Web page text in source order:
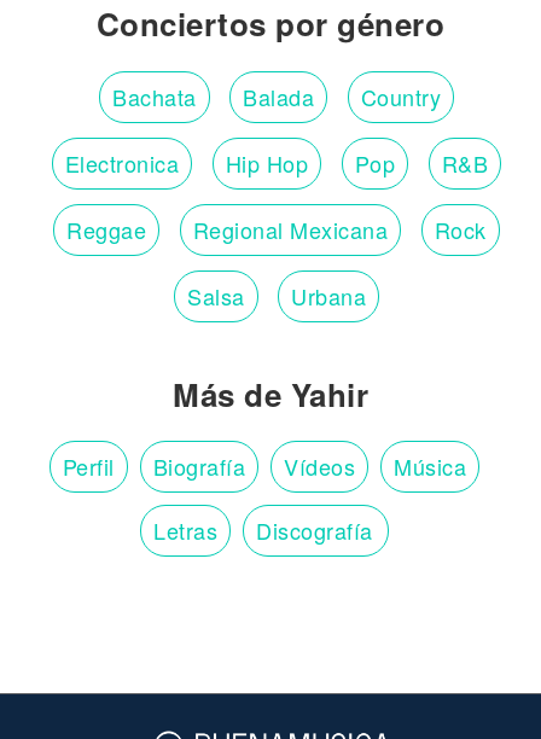
Conciertos por género
Bachata Balada Country
Electronica Hip Hop Pop R&B
Reggae Regional Mexicana Rock
Salsa Urbana
Más de Yahir
Perfil Biografía Vídeos Música
Letras Discografía